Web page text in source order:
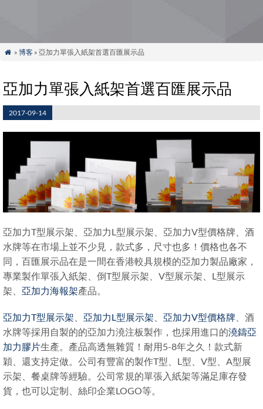
 » 博客» 亞加力單張入紙架首選百匯展示品
亞加力單張入紙架首選百匯展示品
2017-09-14
亞加力T型展示架、亞加力L型展示架、亞加力V型價格牌、酒
水牌等在市場上並不少見，款式多，尺寸也多！價格也各不
同，百匯展示品在是一間在香港較具規模的亞加力製品廠家，
專業製作單張入紙架、倒T型展示架、V型展示架、L型展示
架、 亞加力海報架產品。
亞加力T型展示架 亞加力L型展示架 亞加力V型價格牌 、酒
水牌等採用自製的的亞加力澆注板製作，也採用進口的澆鑄亞
加力膠片生產。產品高透無雜質！耐用5-8年之久！款式新
穎、還支持定做。公司有豐富的製作T型、L型、V型、A型展
示架、餐桌牌等經驗。公司常規的單張入紙架等滿足庫存發
貨，也可以定制、絲印企業LOGO等。